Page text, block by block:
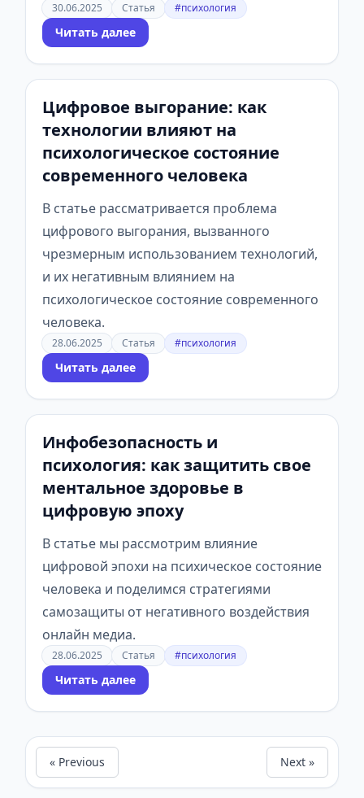
30.06.2025 Статья #психология
Читать далее
Цифровое выгорание: как
технологии влияют на
психологическое состояние
современного человека
В статье рассматривается проблема
цифрового выгорания, вызванного
чрезмерным использованием технологий,
и их негативным влиянием на
психологическое состояние современного
человека.
28.06.2025 Статья #психология
Читать далее
Инфобезопасность и
психология: как защитить свое
ментальное здоровье в
цифровую эпоху
В статье мы рассмотрим влияние
цифровой эпохи на психическое состояние
человека и поделимся стратегиями
самозащиты от негативного воздействия
онлайн медиа.
28.06.2025 Статья #психология
Читать далее
« Previous Next »